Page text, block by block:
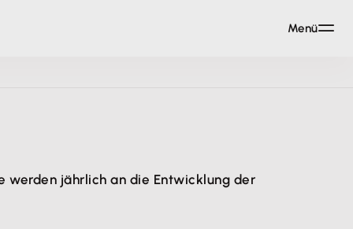
werden jährlich an die Entwicklung der
Menü